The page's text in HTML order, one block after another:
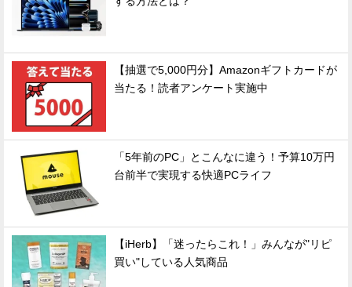
【抽選で5,000円分】Amazonギフトカードが
当たる！読者アンケート実施中
「5年前のPC」とこんなに違う！予算10万円
台前半で実現する快適PCライフ
【iHerb】「迷ったらこれ！」みんなが"リピ
買い"している人気商品